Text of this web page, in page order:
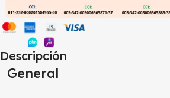
Descripción
General